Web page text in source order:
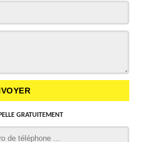
GRATUITEMENT